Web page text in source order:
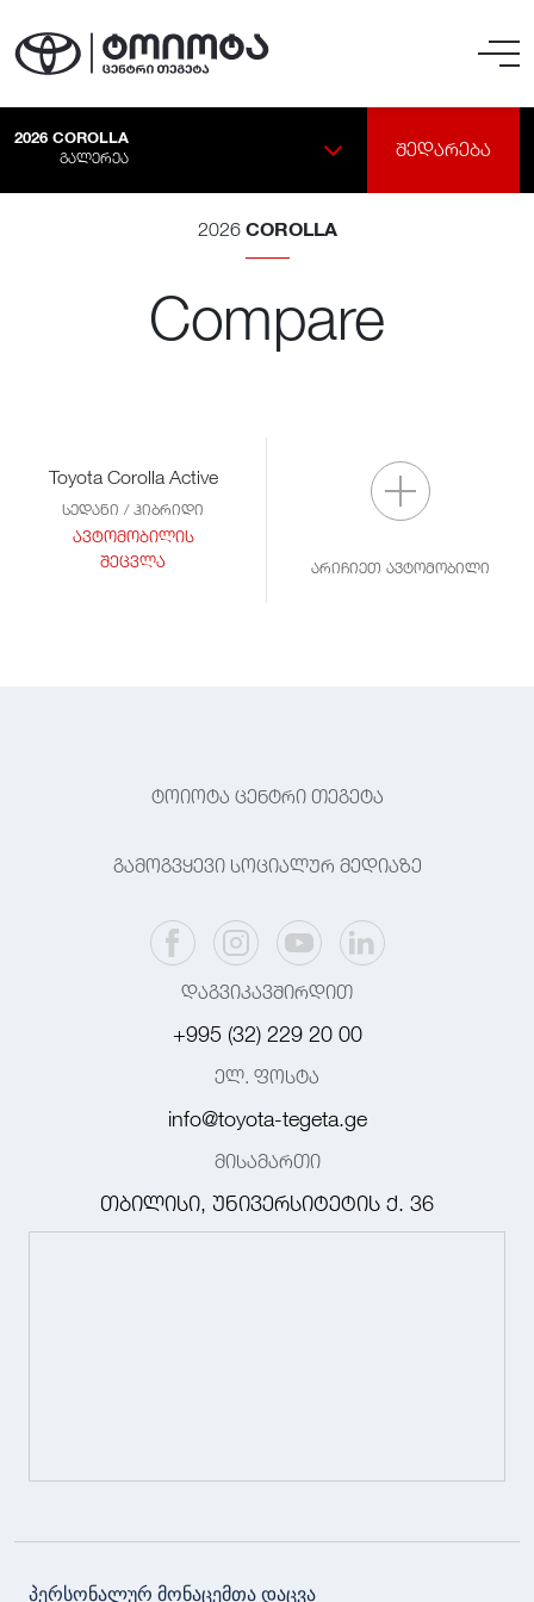
2026 COROLLA
ᲒᲐᲚᲔᲠᲔᲐ
ᲨᲔᲓᲐᲠᲔᲑᲐ
2026 COROLLA
Compare
Toyota Corolla Active
სედანი / ჰიბრიდი
ავტომობილის
შეცვლა
არიჩიეთ ავტომობილი
ტოიოტა ცენტრი თეგეტა
გამოგვყევი სოციალურ მედიაზე
დაგვიკავშირდით
+995 (32) 229 20 00
ელ. ფოსტა
info@toyota-tegeta.ge
მისამართი
თბილისი, უნივერსიტეტის ქ. 36
პერსონალურ მონაცემთა დაცვა